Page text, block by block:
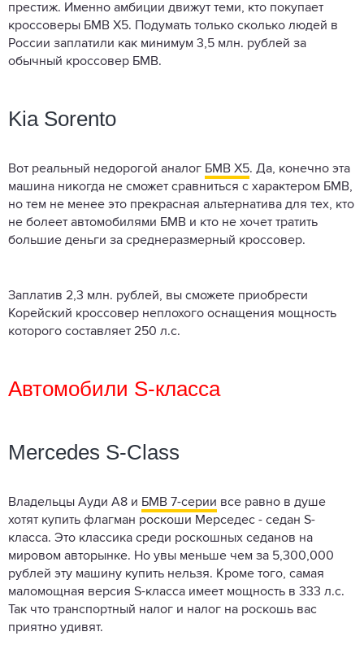
престиж. Именно амбиции движут теми, кто покупает
кроссоверы БМВ Х5. Подумать только сколько людей в
России заплатили как минимум 3,5 млн. рублей за
обычный кроссовер БМВ.
Kia Sorento
Вот реальный недорогой аналог БМВ Х5. Да, конечно эта
машина никогда не сможет сравниться с характером БМВ,
но тем не менее это прекрасная альтернатива для тех, кто
не болеет автомобилями БМВ и кто не хочет тратить
большие деньги за среднеразмерный кроссовер.
Заплатив 2,3 млн. рублей, вы сможете приобрести
Корейский кроссовер неплохого оснащения мощность
которого составляет 250 л.с.
Автомобили S-класса
Mercedes S-Class
Владельцы Ауди А8 и БМВ 7-серии все равно в душе
хотят купить флагман роскоши Мерседес - седан S-
класса. Это классика среди роскошных седанов на
мировом авторынке. Но увы меньше чем за 5,300,000
рублей эту машину купить нельзя. Кроме того, самая
маломощная версия S-класса имеет мощность в 333 л.с.
Так что транспортный налог и налог на роскошь вас
приятно удивят.